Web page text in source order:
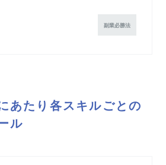
副業必勝法
あたり各スキルごとの
ル